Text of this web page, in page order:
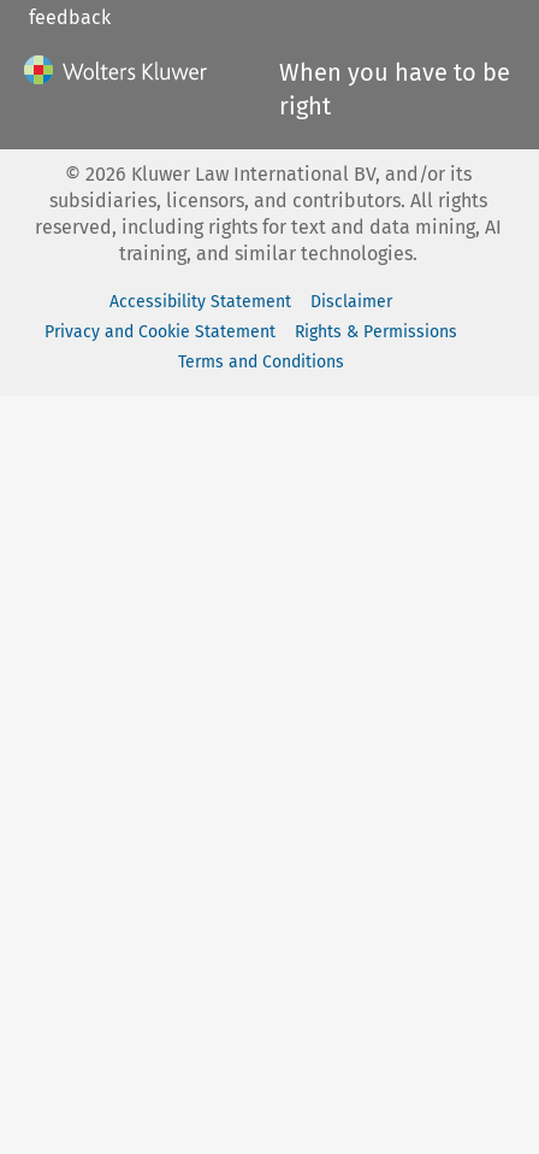
feedback
When you have to be
right
© 2026 Kluwer Law International BV, and/or its
subsidiaries, licensors, and contributors. All rights
reserved, including rights for text and data mining, AI
training, and similar technologies.
Accessibility Statement
Disclaimer
Privacy and Cookie Statement
Rights & Permissions
Terms and Conditions